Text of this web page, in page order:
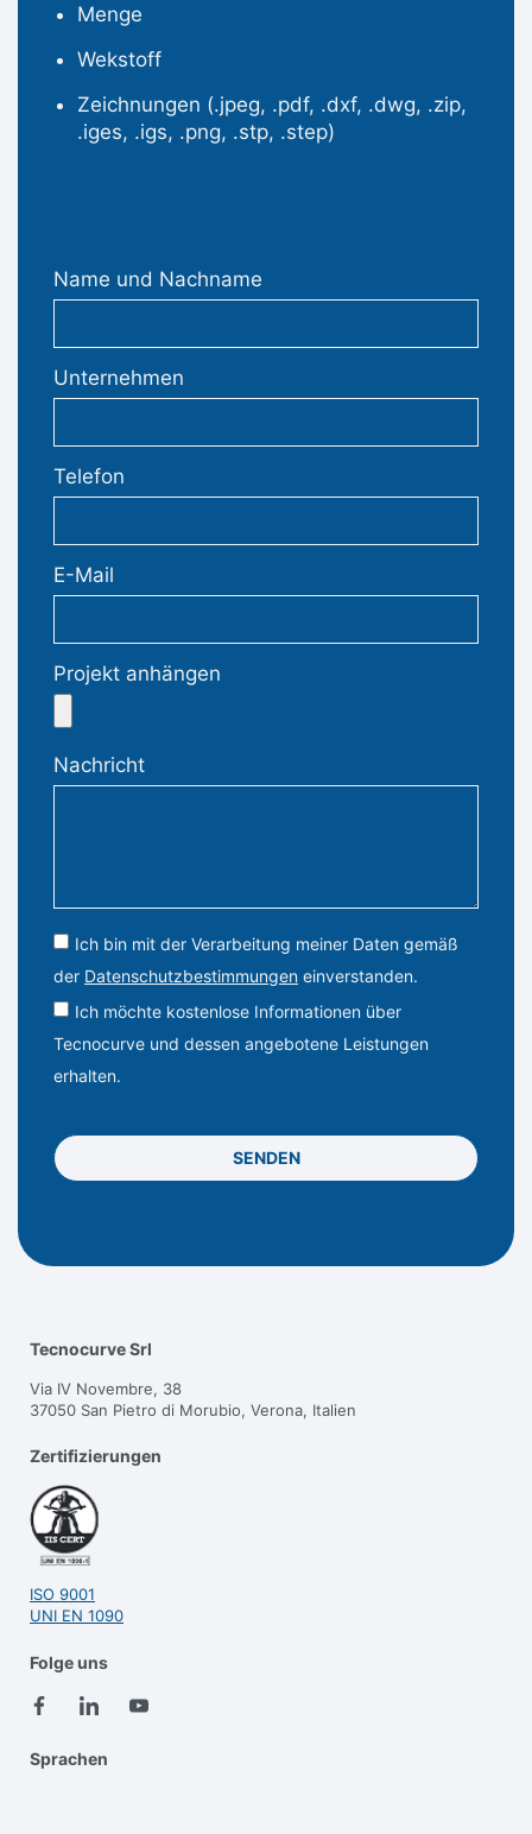
Menge
Wekstoff
Zeichnungen (.jpeg, .pdf, .dxf, .dwg, .zip,
.iges, .igs, .png, .stp, .step)
Name und Nachname
Unternehmen
Telefon
E-Mail
Projekt anhängen
Nachricht
Ich bin mit der Verarbeitung meiner Daten gemäß
der Datenschutzbestimmungen einverstanden.
Ich möchte kostenlose Informationen über
Tecnocurve und dessen angebotene Leistungen
erhalten.
SENDEN
Tecnocurve Srl
Via IV Novembre, 38
37050 San Pietro di Morubio, Verona, Italien
Zertifizierungen
ISO 9001
UNI EN 1090
Folge uns
Sprachen